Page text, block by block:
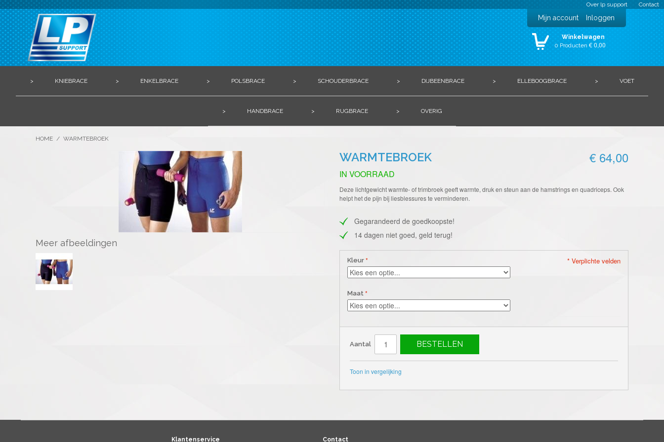
Over lp support Contact
Mijn account Inloggen
Winkelwagen
0 Producten € 0,00
> KNIEBRACE > ENKELBRACE > POLSBRACE > SCHOUDERBRACE > DIJBEENBRACE > ELLEBOOGBRACE > VOET
> HANDBRACE > RUGBRACE > OVERIG
HOME / WARMTEBROEK
Meer afbeeldingen
WARMTEBROEK € 64,00
IN VOORRAAD
Deze lichtgewicht warmte- of trimbroek geeft warmte, druk en steun aan de hamstrings en quadriceps. Ook
helpt het de pijn bij liesblessures te verminderen.
Gegarandeerd de goedkoopste!
14 dagen niet goed, geld terug!
Kleur
Maat
* Verplichte velden
Aantal BESTELLEN
Toon in vergelijking
Klantenservice Contact